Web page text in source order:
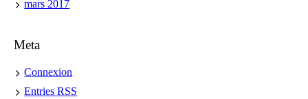
mars 2017
Meta
Connexion
EntriesRSS